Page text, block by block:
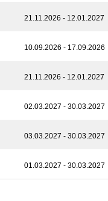
21.11.2026 - 12.01.2027
10.09.2026 - 17.09.2026
21.11.2026 - 12.01.2027
02.03.2027 - 30.03.2027
03.03.2027 - 30.03.2027
01.03.2027 - 30.03.2027